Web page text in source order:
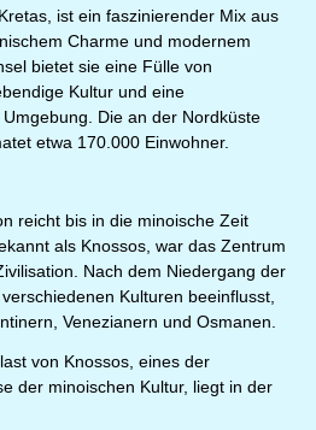
ist ein faszinierender Mix aus
Charme und modernem
bietet sie eine Fülle von
Kultur und eine
Die an der Nordküste
etwa 170.000 Einwohner.
reicht bis in die minoische Zeit
als Knossos, war das Zentrum
Nach dem Niedergang der
Kulturen beeinflusst,
Venezianern und Osmanen.
von Knossos, eines der
der minoischen Kultur, liegt in der